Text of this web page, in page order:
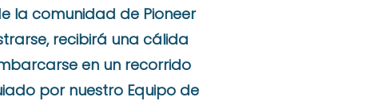
la comunidad de Pioneer
recibirá una cálida
en un recorrido
por nuestro Equipo de